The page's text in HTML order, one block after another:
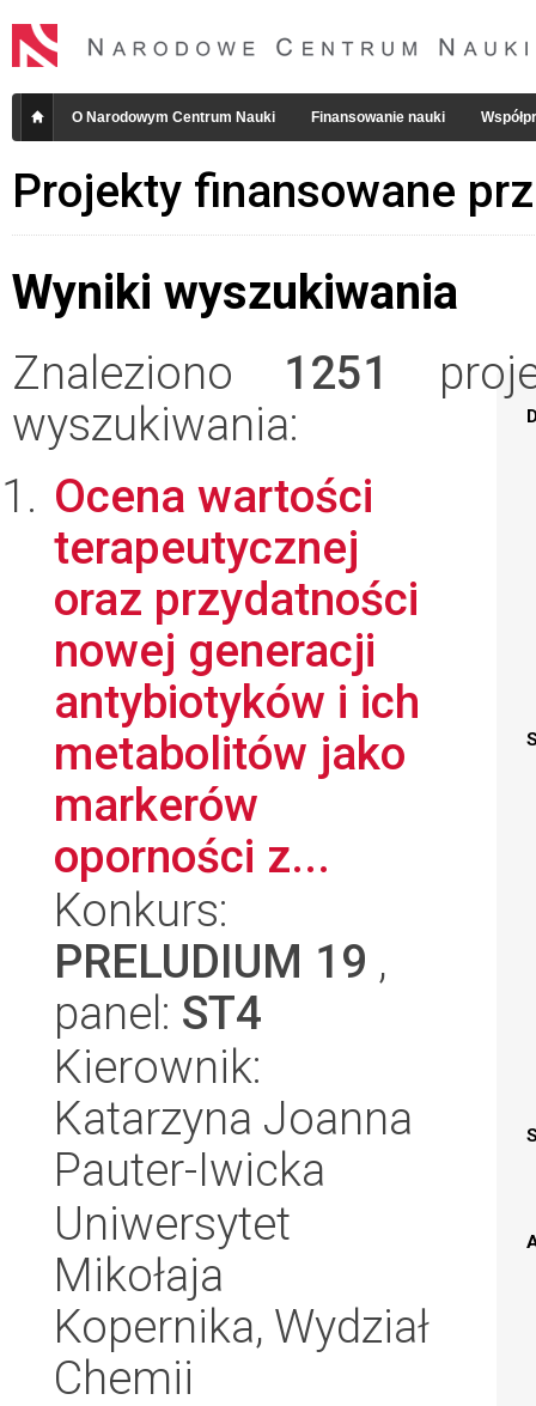
O Narodowym Centrum Nauki Finansowanie nauki
Projekty finansowane
Wyniki wyszukiwania
Znaleziono 1251
wyszukiwania:
Ocena wartości
terapeutycznej
oraz przydatności
nowej generacji
antybiotyków i ich
metabolitów jako
markerów
oporności z...
Konkurs:
PRELUDIUM 19 ,
panel: ST4
Kierownik:
Katarzyna Joanna
Pauter-Iwicka
Uniwersytet
Mikołaja
Kopernika, Wydział
Chemii